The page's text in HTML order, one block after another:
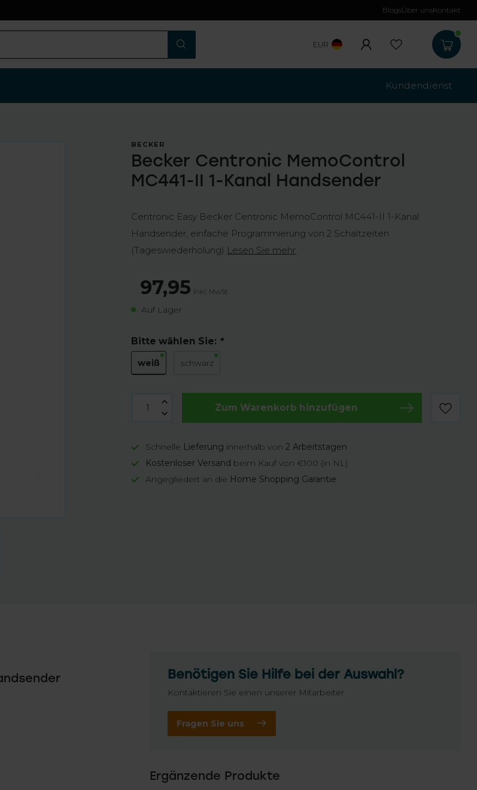
Kostenloser
BlogsÜber unsKontakt
EUR
Kundendienst
BECKER
Becker Centronic MemoControl
MC441-II 1-Kanal Handsender
Centronic Easy Becker Centronic MemoControl MC441-II 1-Kanal
Handsender, einfache Programmierung von 2 Schaltzeiten
(Tageswiederholung) Lesen Sie mehr.
97,95 Inkl. MwSt.
Auf Lager
Bitte wählen Sie: *
weiß schwarz
Zum Warenkorb hinzufügen
Schnelle Lieferung innerhalb von2 Arbeitstagen
Kostenloser Versand beim Kauf von €100 (in NL)
Angegliedert an die Home Shopping Garantie
Benötigen Sie Hilfe bei der Auswahl?
Kontaktieren Sie einen unserer Mitarbeiter
Fragen Sie uns
Ergänzende Produkte